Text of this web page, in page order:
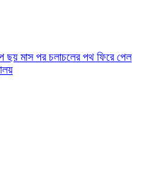
ছয় মাস পর চলাচলের পথ ফিরে পেল